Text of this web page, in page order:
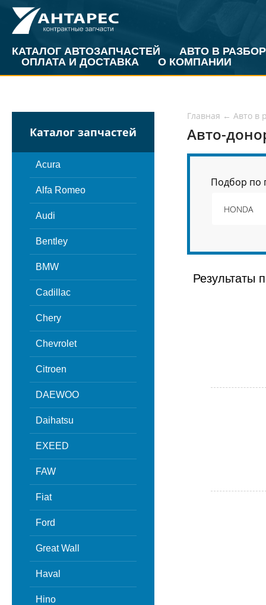
КАТАЛОГ АВТОЗАПЧАСТЕЙ
АВТО В РАЗБОР
ОПЛАТА И ДОСТАВКА
О КОМПАНИИ
Каталог запчастей
Acura
Alfa Romeo
Audi
Bentley
BMW
Cadillac
Chery
Chevrolet
Citroen
DAEWOO
Daihatsu
EXEED
FAW
Fiat
Ford
Great Wall
Haval
Hino
Главная ← Авто в
Авто-
Подбор по
Результаты